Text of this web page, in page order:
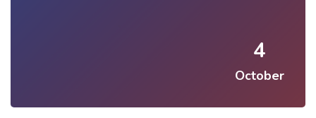
4
October